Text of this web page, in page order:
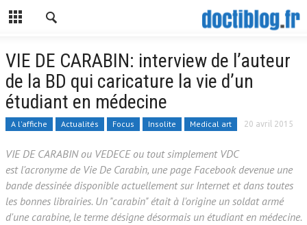
VIE DE CARABIN: interview de l’auteur
de la BD qui caricature la vie d’un
étudiant en médecine
A l'affiche Actualités Focus Insolite Medical art 20 avril 2015
VIE DE CARABIN ou VEDECE ou tout simplement VDC
est l'acronyme de Vie De Carabin, une page Facebook devenue une
bande dessinée disponible actuellement sur Internet et dans toutes
les bonnes librairies. Un "carabin" était à l'origine un soldat armé
d'une carabine, le terme désigne désormais un étudiant en médecine.